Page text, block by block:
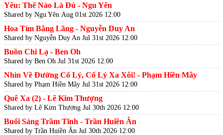
Yêu: Thế Nào Là Đủ - Ngu Yên
Shared by Ngu Yên Aug 01st 2026 12:00
Hoa Tím Bằng Lăng - Nguyễn Duy An
Shared by Nguyễn Duy An Jul 31st 2026 12:00
Buồn Chi Lạ - Ben Oh
Shared by Ben Oh Jul 31st 2026 12:00
Nhìn Về Đường Cố Lý, Cố Lý Xa Xôi! - Phạm Hiền Mây
Shared by Phạm Hiền Mây Jul 31st 2026 12:00
Quê Xa (2) - Lê Kim Thượng
Shared by Lê Kim Thượng Jul 30th 2026 12:00
Buổi Sáng Trầm Tĩnh - Trần Huiền Ân
Shared by Trần Huiền Ân Jul 30th 2026 12:00